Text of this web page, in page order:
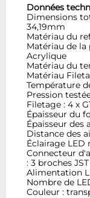
Données
Dimensions
34,19mm
Matériau du
Matériau de
Acrylique
Matériau du
Matériau
Température
Pression
Filetage : 4 x
Épaisseur du
Épaisseur des
Distance des
Éclairage LED
Connecteur
: 3 broches JST
Alimentation
Nombre de
Couleur :